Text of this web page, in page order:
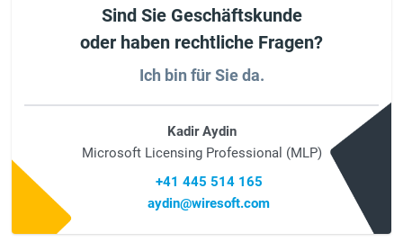
Sind Sie Geschäftskunde
oder haben rechtliche Fragen?
Ich bin für Sie da.
Kadir Aydin
Microsoft Licensing Professional (MLP)
+41 445 514 165
aydin@wiresoft.com